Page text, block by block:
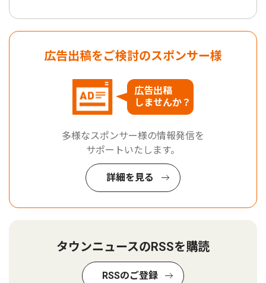
広告出稿をご検討のスポンサー様
広告出稿
しませんか？
多様なスポンサー様の情報発信を
サポートいたします。
詳細を見る
タウンニュースのRSSを購読
RSSのご登録